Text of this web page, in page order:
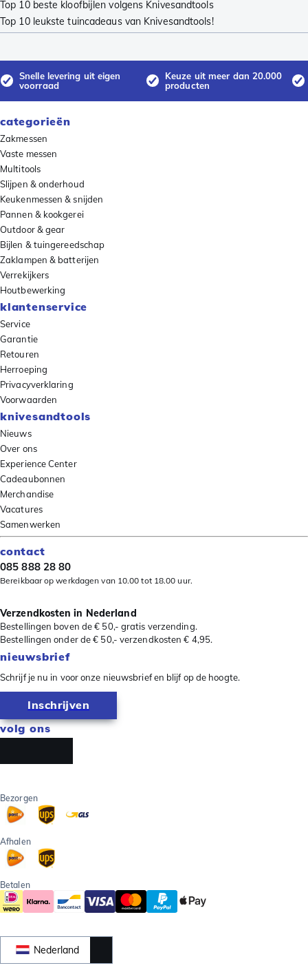
Top 10 beste kloofbijlen volgens Knivesandtools
Top 10 leukste tuincadeaus van Knivesandtools!
Snelle levering uit eigen
voorraad
Keuze uit meer dan 20.000
producten
categorieën
Zakmessen
Vaste messen
Multitools
Slijpen & onderhoud
Keukenmessen & snijden
Pannen & kookgerei
Outdoor & gear
Bijlen & tuingereedschap
Zaklampen & batterijen
Verrekijkers
Houtbewerking
klantenservice
Service
Garantie
Retouren
Herroeping
Privacyverklaring
Voorwaarden
knivesandtools
Nieuws
Over ons
Experience Center
Cadeaubonnen
Merchandise
Vacatures
Samenwerken
contact
085 888 28 80
Bereikbaar op werkdagen van 10.00 tot 18.00 uur.
Verzendkosten in Nederland
Bestellingen boven de € 50,- gratis verzending.
Bestellingen onder de € 50,- verzendkosten € 4,95.
nieuwsbrief
Schrijf je nu in voor onze nieuwsbrief en blijf op de hoogte.
Inschrijven
volg ons
Bezorgen
Afhalen
Betalen
Nederland